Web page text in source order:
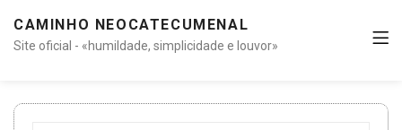
CAMINHO NEOCATECUMENAL
Site oficial - «humildade, simplicidade e louvor»